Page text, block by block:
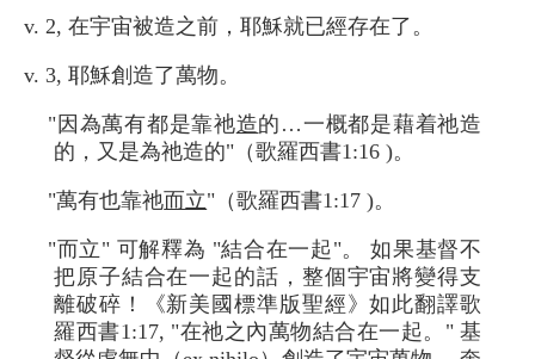
v. 2, 在宇宙被造之前，耶穌就已經存在了。
v. 3, 耶穌創造了萬物。
"因為萬有都是靠祂造的…一概都是藉着祂造
的，又是為祂造的"（歌羅西書1:16 )。
"萬有也靠祂而立"（歌羅西書1:17 )。
"而立" 可解釋為 "結合在一起"。 如果基督不
把原子結合在一起的話，整個宇宙將變得支
離破碎！《新美國標準版聖經》如此翻譯歌
羅西書1:17, "在祂之內萬物結合在一起。" 基